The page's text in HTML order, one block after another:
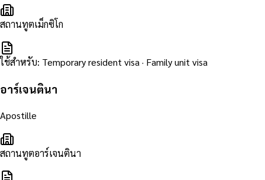
สถานทูตเม็กซิโก
ใช้สำหรับ: Temporary resident visa · Family unit visa
อาร์เจนตินา
Apostille
สถานทูตอาร์เจนตินา